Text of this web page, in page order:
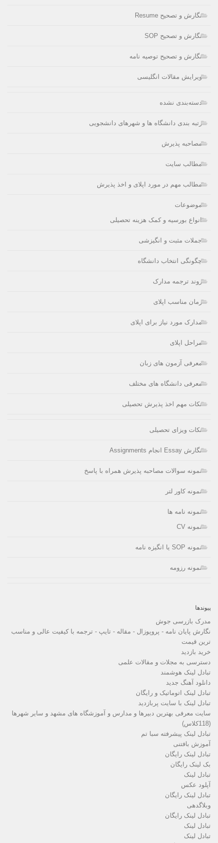
نگارش و تصحیح Resume
نگارش و تصحیح SOP
نگارش و تصحیح توصیه نامه
ویرایش مقالات انگلیسی
دسته‌بندی نشده
رتبه بندی دانشگاه ها و شهرهای دانشجویی
مصاحبه پذیرش
مطالب سایت
مطالب مهم در مورد اپلای و اخذ پذیرش
موضوعات
انواع بورسیه و کمک هزینه تحصیلی
جملات مثبت و انگیزشی
چگونگی انتخاب دانشگاه
روند ترجمه مدارک
زمان مناسب اپلای
مدارک مورد نیاز برای اپلای
مراحل اپلای
معرفی آزمون های زبان
معرفی دانشگاه های مختلف
نکات مهم اخذ پذیرش تحصیلی
نکات ویزای تحصیلی
نگارش Essay انجام Assignments
نمونه سوالات مصاحبه پذیرش همراه با پاسخ
نمونه کاور لتر
نمونه نامه ها
نمونه CV
نمونه SOP یا انگیزه نامه
نمونه رزومه
پیوندها
مدرک بازرسی جوش
نگارش پایان نامه - پروپوزال - مقاله - تایپ - ترجمه با کیفیت عالی و مناسب
ترین قیمت
خرید بازدید
دسترسی به مجلات و مقالات علمی
تبادل لینک هوشمند
دانلود آهنگ جدید
تبادل لینک اتوماتیک و رایگان
تبادل لینک با سایت پربازدید
سایت معرفی بهترین دبیرها و مدارس و آموزشگاه های مشهد و سایر شهرها
(118کلاس)
تبادل لینک پیشرفته سبا تم
آموزش بافتنی
تبادل لینک رایگان
بک لینک رایگان
تبادل لینک
آپلود عکس
تبادل لینک رایگان
وبلاگدهی
تبادل لینک رایگان
تبادل لینک
تبادل لینک